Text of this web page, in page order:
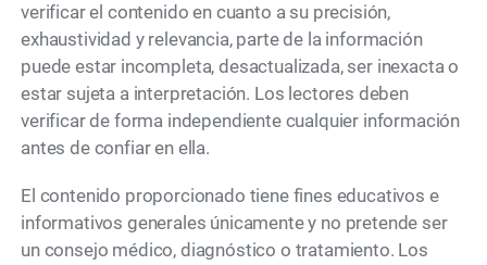
verificar el contenido en cuanto a su precisión,
exhaustividad y relevancia, parte de la información
puede estar incompleta, desactualizada, ser inexacta o
estar sujeta a interpretación. Los lectores deben
verificar de forma independiente cualquier información
antes de confiar en ella.
El contenido proporcionado tiene fines educativos e
informativos generales únicamente y no pretende ser
un consejo médico, diagnóstico o tratamiento. Los